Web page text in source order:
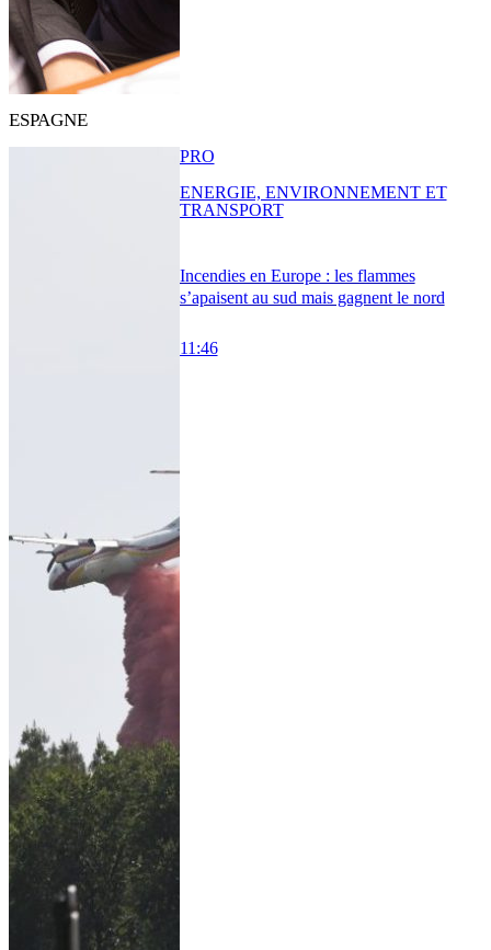
ESPAGNE
Incendies en Europe : les flammes
s’apaisent au sud mais gagnent le nord
11:46
PRO
ENERGIE, ENVIRONNEMENT ET
TRANSPORT